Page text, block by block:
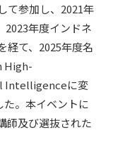
て参加し、2021年
2023年度インドネ
経て、2025年度名
High-
Intelligenceに変
。本イベントに
師及び選抜された